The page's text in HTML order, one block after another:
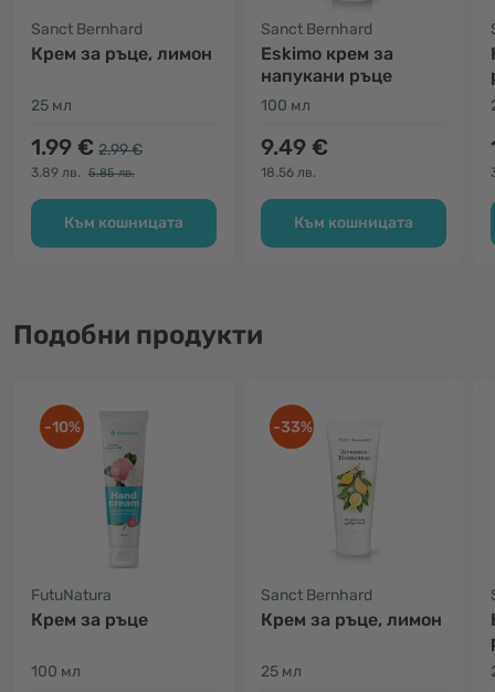
Sanct Bernhard
Крем за ръце, лимон
25 мл
1.99 € 2.99 €
3.89 лв. 5.85 лв.
Към кошницата
Sanct Bernhard
Eskimo крем за
напукани ръце
100 мл
9.49 €
18.56 лв.
Към кошницата
Подобни продукти
-10%
FutuNatura
Крем за ръце
100 мл
-33%
Sanct Bernhard
Крем за ръце, лимон
25 мл